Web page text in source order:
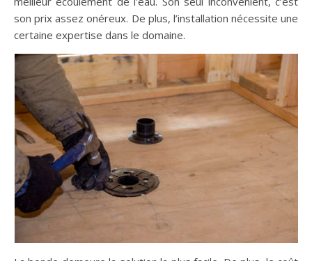
son prix assez onéreux. De plus, l’installation nécessite une
certaine expertise dans le domaine.